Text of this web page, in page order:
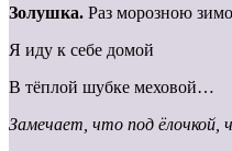
Золушка. Раз морозною
Я иду к себе домой
В тёплой шубке меховой…
Замечает, что под